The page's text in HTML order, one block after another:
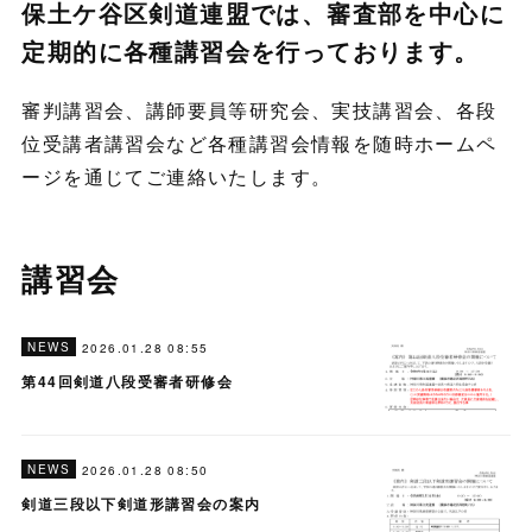
保土ケ谷区剣道連盟では、審査部を中心に
定期的に各種講習会を行っております。
審判講習会、講師要員等研究会、実技講習会、各段
位受講者講習会など各種講習会情報を随時ホームペ
ージを通じてご連絡いたします。
講習会
NEWS 2026.01.28 08:55
第44回剣道八段受審者研修会
NEWS 2026.01.28 08:50
剣道三段以下剣道形講習会の案内